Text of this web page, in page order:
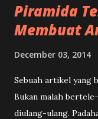
Piramida
Membuat
December 03, 2014
Sebuah artikel yang
Bukan malah
diulang-ulang.